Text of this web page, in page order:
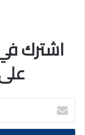
اشترك
اكتب
بريدك
الالكتروني